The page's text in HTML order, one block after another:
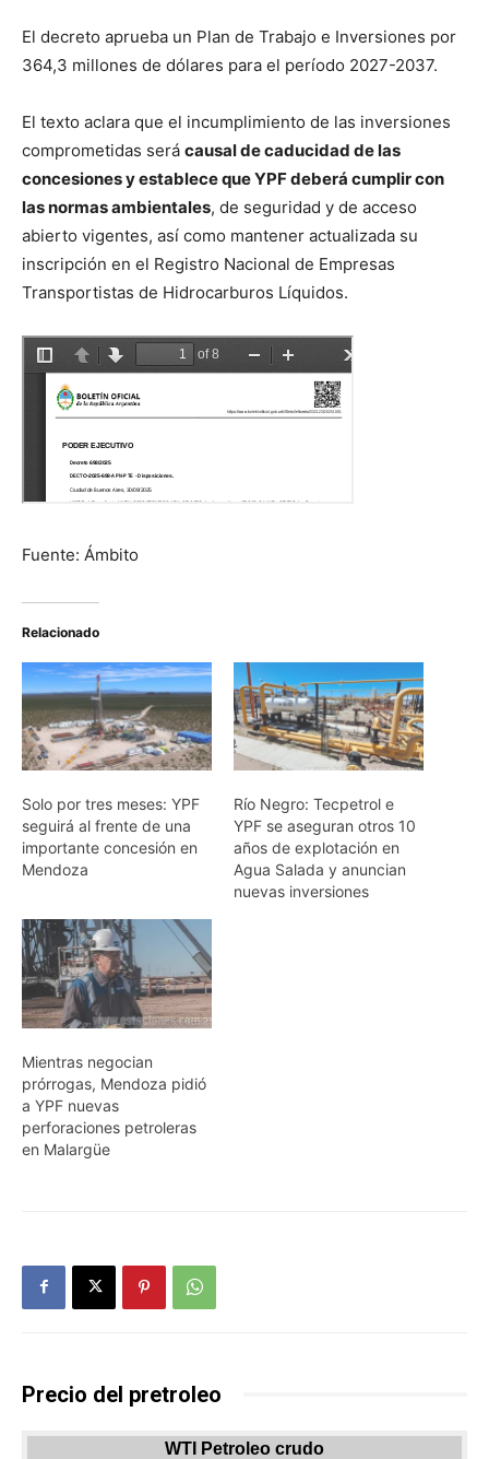
El decreto aprueba un Plan de Trabajo e Inversiones por
364,3 millones de dólares para el período 2027-2037.
El texto aclara que el incumplimiento de las inversiones
comprometidas será causal de caducidad de las
concesiones y establece que YPF deberá cumplir con
las normas ambientales, de seguridad y de acceso
abierto vigentes, así como mantener actualizada su
inscripción en el Registro Nacional de Empresas
Transportistas de Hidrocarburos Líquidos.
Fuente: Ámbito
Relacionado
Solo por tres meses: YPF
seguirá al frente de una
importante concesión en
Mendoza
Río Negro: Tecpetrol e
YPF se aseguran otros 10
años de explotación en
Agua Salada y anuncian
nuevas inversiones
Mientras negocian
prórrogas, Mendoza pidió
a YPF nuevas
perforaciones petroleras
en Malargüe
Precio del pretroleo
WTI Petroleo crudo